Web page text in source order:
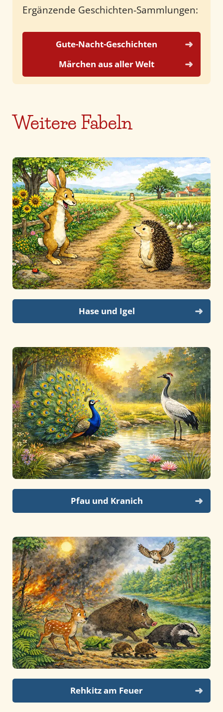
Ergänzende Geschichten-Sammlungen:
Gute-Nacht-Geschichten
Märchen aus aller Welt
Weitere Fabeln
Hase und Igel
Pfau und Kranich
Rehkitz am Feuer